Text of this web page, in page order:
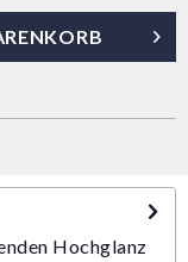
Hochglanz